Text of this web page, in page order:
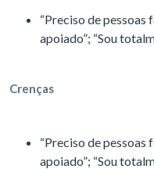
“Preciso de
apoiado”; “Sou
Crenças
“Preciso de
apoiado”; “Sou